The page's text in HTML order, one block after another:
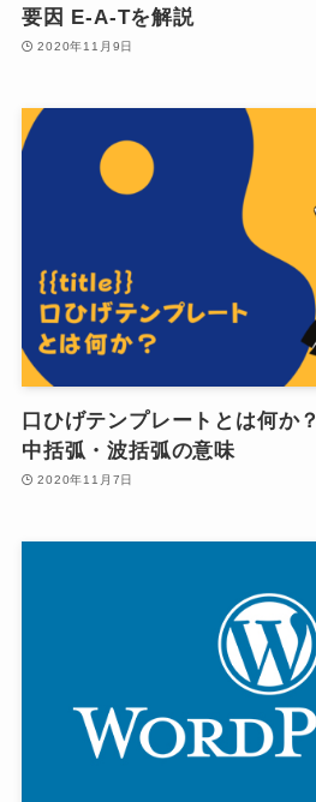
要因 E-A-Tを解説
2020年11月9日
口ひげテンプレートとは何か
中括弧・波括弧の意味
2020年11月7日